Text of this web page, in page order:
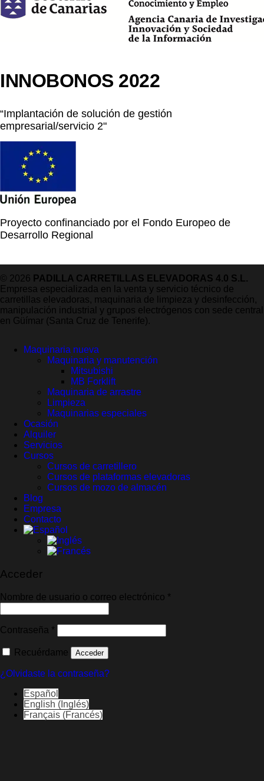
INNOBONOS 2022
“Implantación de solución de gestión
empresarial/servicio 2"
Proyecto confinanciado por el Fondo Europeo de
Desarrollo Regional
© 2026 PADILLA CARRETILLAS ELEVADORAS 4.0 S.L.
Empresa especializada en la venta y servicio técnico de
carretillas elevadoras, maquinaria de limpieza y desinfección,
manipulación industrial y grupos electrógenos con sede central
en Güímar (Santa Cruz de Tenerife).
Maquinaria nueva
Maquinaria y manutención
Mitsubishi
MB Forklift
Maquinaria de arrastre
Limpieza
Maquinarias especiales
Ocasión
Alquiler
Servicios
Cursos
Cursos de carretillero
Cursos de plataformas elevadoras
Cursos de mozo de almacén
Blog
Empresa
Contacto
Acceder
Nombre de usuario o correo electrónico *
Contraseña *
Recuérdame Acceder
¿Olvidaste la contraseña?
Español
English ( Inglés)
Français (Francés)